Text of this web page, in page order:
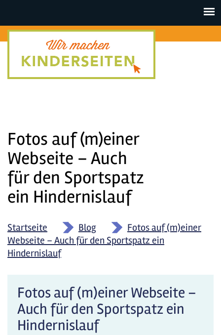
Toggle
Fotos auf (m)einer
Webseite – Auch
für den Sportspatz
ein Hindernislauf
Startseite » Blog »
Fotos auf (m)einer
Webseite – Auch für den Sportspatz ein
Hindernislauf
Fotos auf (m)einer Webseite –
Auch für den Sportspatz ein
Hindernislauf